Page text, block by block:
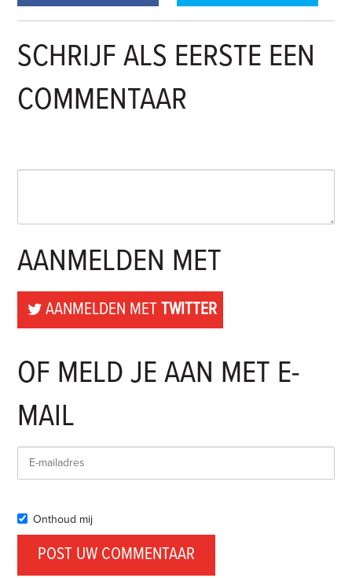
SCHRIJF ALS EERSTE EEN
COMMENTAAR
AANMELDEN MET
AANMELDEN METTWITTER
OF MELD JE AAN MET E-
MAIL
Onthoud mij